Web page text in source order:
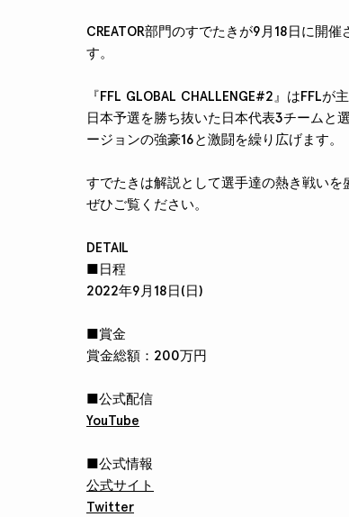
CREATOR部門のすでたきが9月18日に開
す。
『FFL GLOBAL CHALLENGE#2』はFFLが
日本予選を勝ち抜いた日本代表3チーム
ージョンの強豪16と激闘を繰り広げます。
すでたきは解説として選手達の熱き戦いを
ぜひご覧ください。
DETAIL
■日程
2022年9月18日(日)
■賞金
賞金総額：200万円
■公式配信
YouTube
■公式情報
公式サイト
Twitter